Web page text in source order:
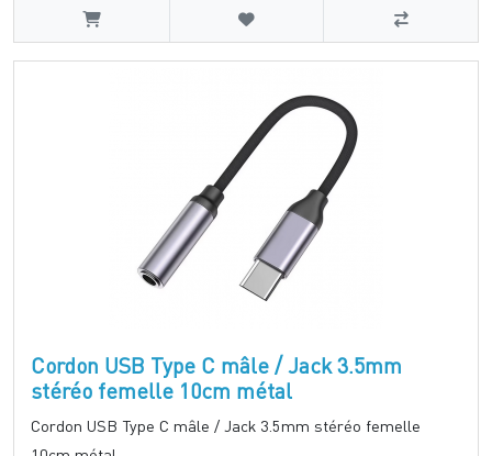
Cordon USB Type C mâle / Jack 3.5mm
stéréo femelle 10cm métal
Cordon USB Type C mâle / Jack 3.5mm stéréo femelle